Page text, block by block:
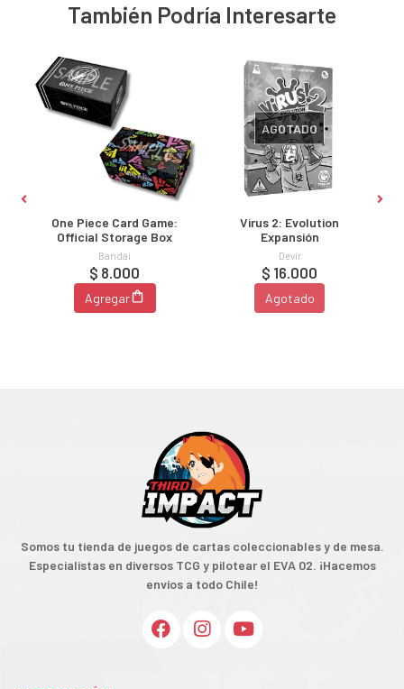
También Podría Interesarte
One Piece Card Game:
Official Storage Box
Bandai
$ 8.000
Agregar
AGOTADO
Virus 2: Evolution
Expansión
Devir
$ 16.000
Agotado
Somos tu tienda de juegos de cartas coleccionables y de mesa.
Especialistas en diversos TCG y pilotear el EVA 02. ¡Hacemos
envíos a todo Chile!